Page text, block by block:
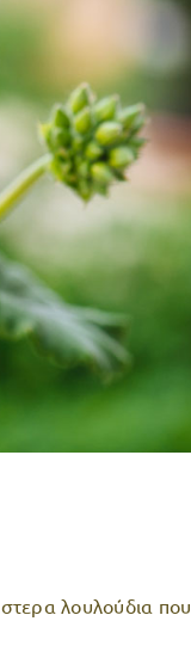
λουλούδια που